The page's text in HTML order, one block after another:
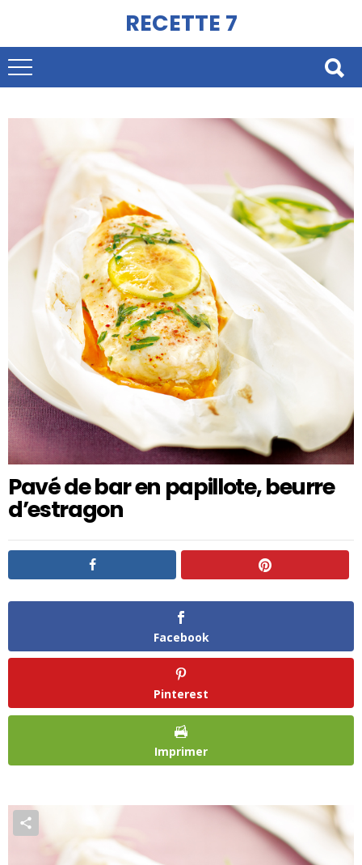
RECETTE 7
Pavé de bar en papillote, beurre
d’estragon
Facebook
Pinterest
Imprimer